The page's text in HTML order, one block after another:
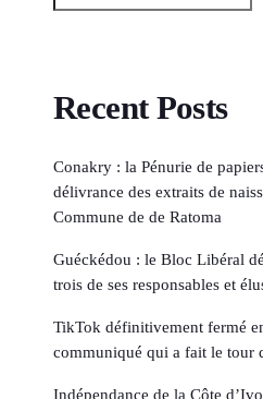
Recent Posts
Conakry : la Pénurie de
délivrance des extraits de
Commune de de Ratoma
Guéckédou : le Bloc Libéral
trois de ses responsables et
TikTok définitivement fermé
communiqué qui a fait le tour
Indépendance de la Côte